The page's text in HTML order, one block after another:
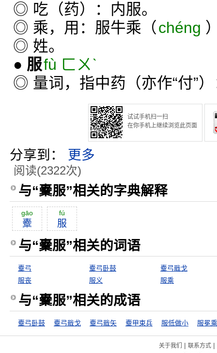
◎ 吃（药）：内服。
◎ 乘，用：服牛乘（chéng
◎ 姓。
● 服fù ㄈㄨˋ
◎ 量词，指中药（亦作“付”
试试手机扫一扫
在你手机上继续浏览此页面
分享到： 更多
阅读(2322次)
与“櫜服”相关的字典解释
gāo
櫜
fú
服
与“櫜服”相关的词语
櫜弓 櫜弓卧鼓
櫜弓戢戈
服丧
服义 服乘
与“櫜服”相关的成语
櫜弓卧鼓 櫜弓戢戈 櫜弓戢矢 櫜甲束兵 服低做小 服冕
关于我们 | 联系方式|